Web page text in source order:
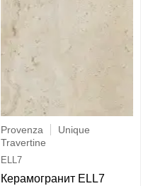
Provenza
Unique
Travertine
ELL7
Керамогранит ELL7